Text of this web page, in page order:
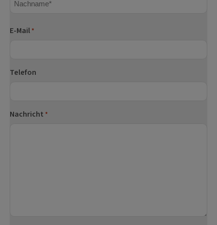
E-Mail *
Telefon
Nachricht *